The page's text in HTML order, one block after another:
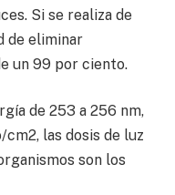
Si se realiza de
de eliminar
un 99 por ciento.
de 253 a 256 nm,
las dosis de luz
son los